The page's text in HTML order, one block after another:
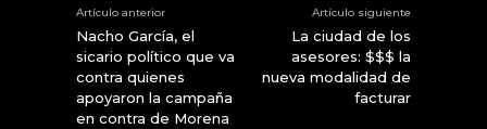
Artículo anterior
Nacho García, el
sicario político que va
contra quienes
apoyaron la campaña
en contra de Morena
Artículo siguiente
La ciudad de los
asesores: $$$ la
nueva modalidad de
facturar